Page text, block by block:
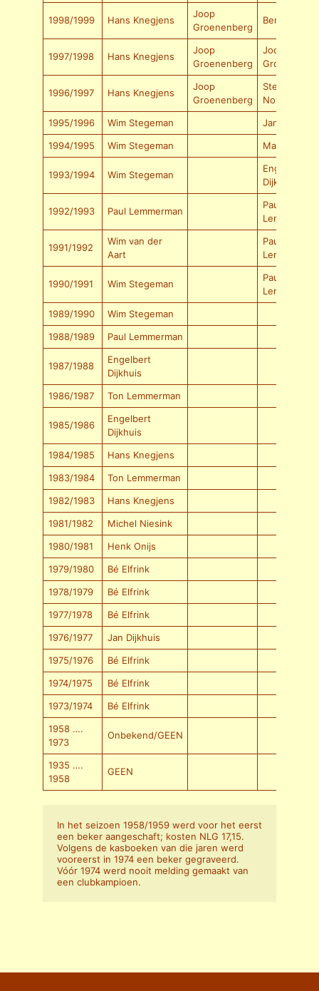
1998/1999 Hans Knegjens
Joop
Groenenberg
Bert Klomp
1997/1998 Hans Knegjens
Joop
Groenenberg
Joop
1996/1997 Hans Knegjens
Joop
Groenenberg
Stevo
Novkovic
1995/1996
Wim Stegeman
Jan Bron
1994/1995
Wim Stegeman Marc Pallada
1993/1994 Wim Stegeman
Engelbert
Dijkhuis
1992/1993 Paul Lemmerman
Paul
Lemmerman
1991/1992
Wim van der
Aart
Paul
Lemmerman
1990/1991 Wim Stegeman
Paul
Lemmerman
1989/1990
Wim Stegeman
1988/1989
Paul Lemmerman
1987/1988
Engelbert
Dijkhuis
1986/1987
Ton Lemmerman
1985/1986
Engelbert
Dijkhuis
1984/1985
Hans Knegjens
1983/1984
Ton Lemmerman
1982/1983
Hans Knegjens
1981/1982
Michel Niesink
1980/1981
Henk Onijs
1979/1980
Bé Elfrink
1978/1979
Bé Elfrink
1977/1978
Bé Elfrink
1976/1977
Jan Dijkhuis
1975/1976
Bé Elfrink
1974/1975
Bé Elfrink
1973/1974
Bé Elfrink
1958 ….
1973
Onbekend/GEEN
1935 ….
1958
GEEN
In het seizoen 1958/1959 werd voor het eerst
een beker aangeschaft; kosten NLG 17,15.
Volgens de kasboeken van die jaren werd
vooreerst in 1974 een beker gegraveerd.
Vóór 1974 werd nooit melding gemaakt van
een clubkampioen.